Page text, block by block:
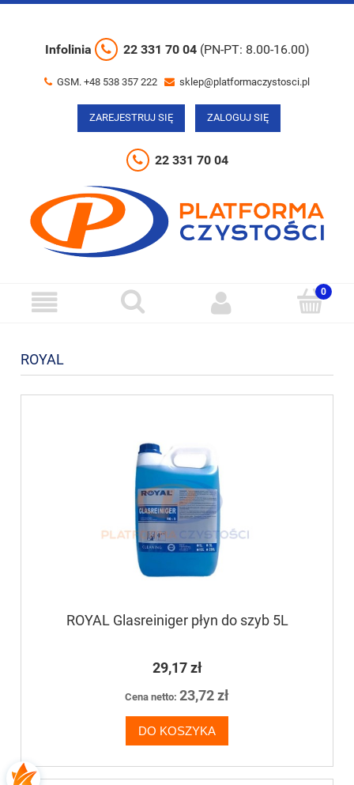
Infolinia 22 331 70 04 (PN-PT: 8.00-16.00)
GSM. +48 538 357 222 sklep@platformaczystosci.pl
ZAREJESTRUJ SIĘ ZALOGUJ SIĘ
22 331 70 04
ROYAL
ROYAL Glasreiniger płyn do szyb 5L
29,17 zł
Cena netto: 23,72 zł
DO KOSZYKA